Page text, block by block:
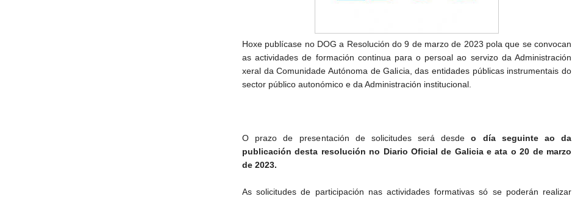
Hoxe publícase no DOG a Resolución do 9 de marzo de 2023 pola que se convocan
as actividades de formación continua para o persoal ao servizo da Administración
xeral da Comunidade Autónoma de Galicia, das entidades públicas instrumentais do
sector público autonómico e da Administración institucional.
O prazo de presentación de solicitudes será desdeo día seguinte ao da
publicación desta resolución no Diario Oficial de Galicia e ata o 20 de marzo
de 2023.
As solicitudes de participación nas actividades formativas só se poderán realizar